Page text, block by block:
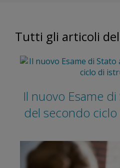
Tutti gli articoli
Il nuovo Esame
del secondo